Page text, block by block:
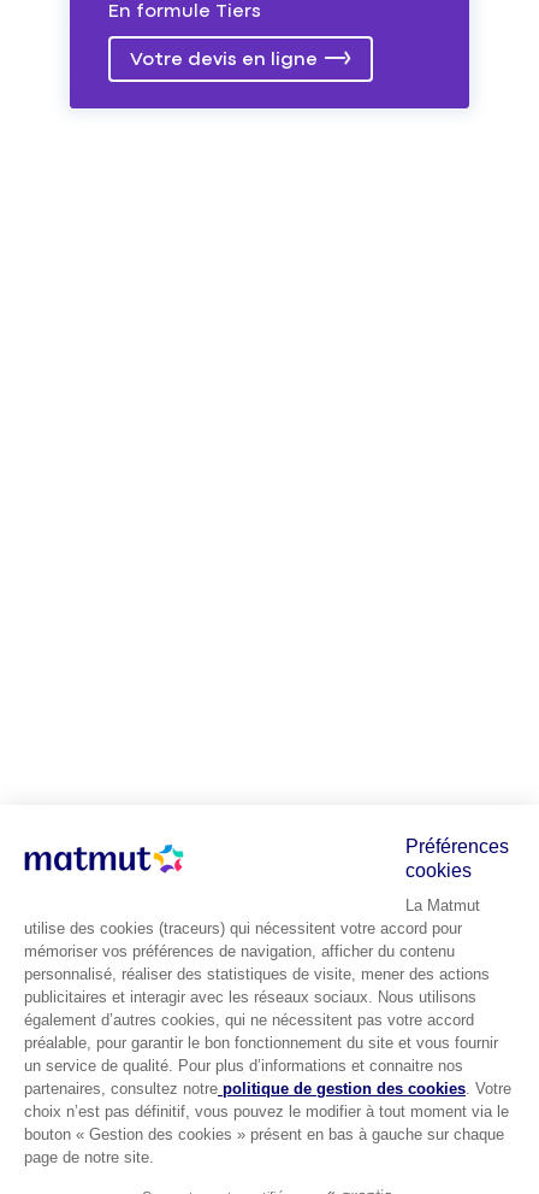
En formule Tiers
Votre devis en ligne
Préférences
cookies
La Matmut
utilise des cookies (traceurs) qui nécessitent votre accord pour
mémoriser vos préférences de navigation, afficher du contenu
personnalisé, réaliser des statistiques de visite, mener des actions
publicitaires et interagir avec les réseaux sociaux. Nous utilisons
également d’autres cookies, qui ne nécessitent pas votre accord
préalable, pour garantir le bon fonctionnement du site et vous fournir
un service de qualité. Pour plus d’informations et connaitre nos
partenaires, consultez notre politique de gestion des cookies. Votre
choix n’est pas définitif, vous pouvez le modifier à tout moment via le
bouton « Gestion des cookies » présent en bas à gauche sur chaque
page de notre site.